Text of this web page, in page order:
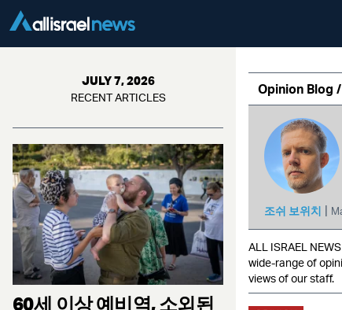
JULY 7, 2026
RECENT ARTICLES
60세 이상 예비역, 소외된
Opinion Blog
조쉬 보위치 |
ALL ISRAEL
wide-range of
views of our staff.